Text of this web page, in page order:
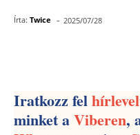
Írta: Twice - 2025/07/28
Iratkozz fel
minket aViberen,